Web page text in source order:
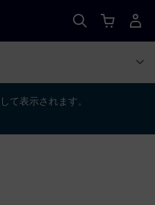
て表示されます。